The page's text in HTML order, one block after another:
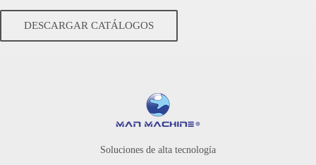
DESCARGAR CATÁLOGOS
Soluciones de alta tecnología